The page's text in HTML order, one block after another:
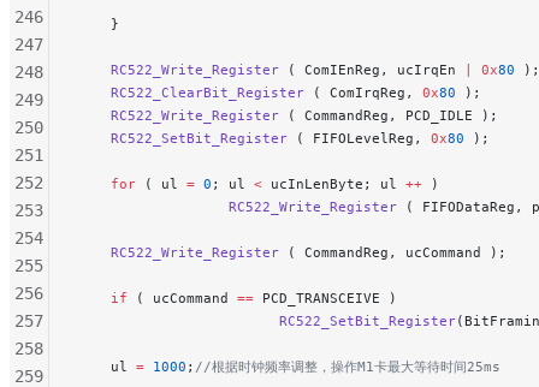
    }
    RC522_Write_Register
( ComIEnReg, ucIrqEn 0x80 );
    RC522_ClearBit_Register
( ComIrqReg, 0x80 );
    RC522_Write_Register
( CommandReg, PCD_IDLE );
    RC522_SetBit_Register
( FIFOLevelReg, 0x80 );
    for
( ul = 0 ; ul < ucInLenByte; ul ++ )
                  RC522_Write_Register
(
    RC522_Write_Register
( CommandReg, ucCommand );
    if
( ucCommand == PCD_TRANSCEIVE )
                        RC522_SetBit_Register
    ul
= 1000 ; //根据时钟频率调整，操作M1卡最大等待时间25ms
246
247
248
249
250
251
252
253
254
255
256
257
258
259